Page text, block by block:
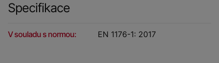
Specifikace
V souladu s normou: EN 1176-1: 2017